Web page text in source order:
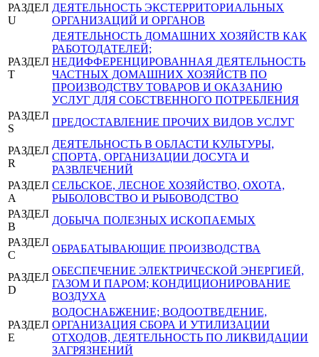
РАЗДЕЛ
U
ДЕЯТЕЛЬНОСТЬ ЭКСТЕРРИТОРИАЛЬНЫХ
ОРГАНИЗАЦИЙ И ОРГАНОВ
РАЗДЕЛ
T
ДЕЯТЕЛЬНОСТЬ ДОМАШНИХ ХОЗЯЙСТВ КАК
РАБОТОДАТЕЛЕЙ;
НЕДИФФЕРЕНЦИРОВАННАЯ ДЕЯТЕЛЬНОСТЬ
ЧАСТНЫХ ДОМАШНИХ ХОЗЯЙСТВ ПО
ПРОИЗВОДСТВУ ТОВАРОВ И ОКАЗАНИЮ
УСЛУГ ДЛЯ СОБСТВЕННОГО ПОТРЕБЛЕНИЯ
РАЗДЕЛ
S
ПРЕДОСТАВЛЕНИЕ ПРОЧИХ ВИДОВ УСЛУГ
РАЗДЕЛ
R
ДЕЯТЕЛЬНОСТЬ В ОБЛАСТИ КУЛЬТУРЫ,
СПОРТА, ОРГАНИЗАЦИИ ДОСУГА И
РАЗВЛЕЧЕНИЙ
РАЗДЕЛ
A
СЕЛЬСКОЕ, ЛЕСНОЕ ХОЗЯЙСТВО, ОХОТА,
РЫБОЛОВСТВО И РЫБОВОДСТВО
РАЗДЕЛ
B
ДОБЫЧА ПОЛЕЗНЫХ ИСКОПАЕМЫХ
РАЗДЕЛ
C
ОБРАБАТЫВАЮЩИЕ ПРОИЗВОДСТВА
РАЗДЕЛ
D
ОБЕСПЕЧЕНИЕ ЭЛЕКТРИЧЕСКОЙ ЭНЕРГИЕЙ,
ГАЗОМ И ПАРОМ; КОНДИЦИОНИРОВАНИЕ
ВОЗДУХА
РАЗДЕЛ
E
ВОДОСНАБЖЕНИЕ; ВОДООТВЕДЕНИЕ,
ОРГАНИЗАЦИЯ СБОРА И УТИЛИЗАЦИИ
ОТХОДОВ, ДЕЯТЕЛЬНОСТЬ ПО ЛИКВИДАЦИИ
ЗАГРЯЗНЕНИЙ